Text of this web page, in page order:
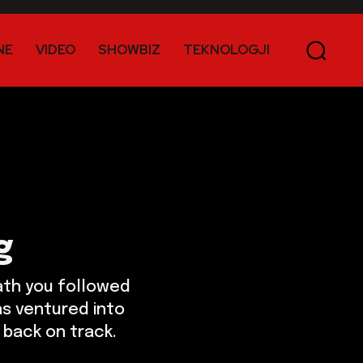
VIDEO SHOWBIZ TEKNOLOGJI
you followed
ventured into
on track.